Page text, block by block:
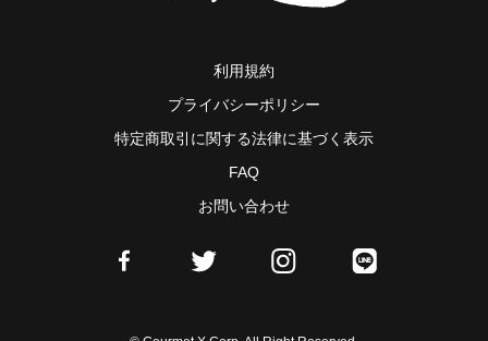
利用規約
プライバシーポリシー
特定商取引に関する法律に基づく表示
FAQ
お問い合わせ